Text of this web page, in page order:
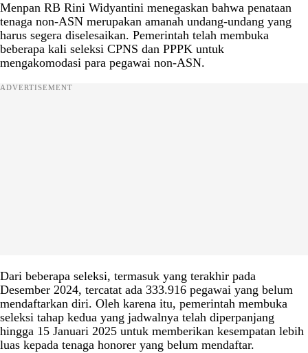
Menpan RB Rini Widyantini menegaskan bahwa penataan
tenaga non-ASN merupakan amanah undang-undang yang
harus segera diselesaikan. Pemerintah telah membuka
beberapa kali seleksi CPNS dan PPPK untuk
mengakomodasi para pegawai non-ASN.
ADVERTISEMENT
Dari beberapa seleksi, termasuk yang terakhir pada
Desember 2024, tercatat ada 333.916 pegawai yang belum
mendaftarkan diri. Oleh karena itu, pemerintah membuka
seleksi tahap kedua yang jadwalnya telah diperpanjang
hingga 15 Januari 2025 untuk memberikan kesempatan lebih
luas kepada tenaga honorer yang belum mendaftar.